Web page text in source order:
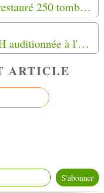
En une semaine, ils ont restauré 250 tombes militaires et civiles, toutes confessions confondues, à Saumur (49).
La Présidente de la CNIH auditionnée à l'Assemblée nationale pour la PPL Indochinois
ARTICLE